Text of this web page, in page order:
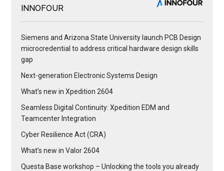
INNOFOUR
Siemens and Arizona State University launch PCB Design
microcredential to address critical hardware design skills
gap
Next-generation Electronic Systems Design
What’s new in Xpedition 2604
Seamless Digital Continuity: Xpedition EDM and
Teamcenter Integration
Cyber Resilience Act (CRA)
What’s new in Valor 2604
Questa Base workshop – Unlocking the tools you already